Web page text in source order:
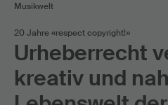
Musikwelt
20 Jahre «respect copyright!»
Urheberrecht
kreativ und